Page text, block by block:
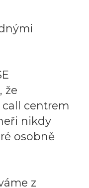
že
centrem
nikdy
osobně
z